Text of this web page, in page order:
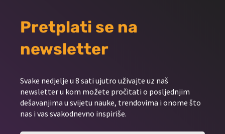
Pretplati se na
newsletter
Svake nedjelje u 8 sati ujutro uživajte uz naš
newsletter u kom možete pročitati o posljednjim
dešavanjima u svijetu nauke, trendovima i onome što
nas i vas svakodnevno inspiriše.